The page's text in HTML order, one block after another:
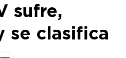
sufre,
se clasifica